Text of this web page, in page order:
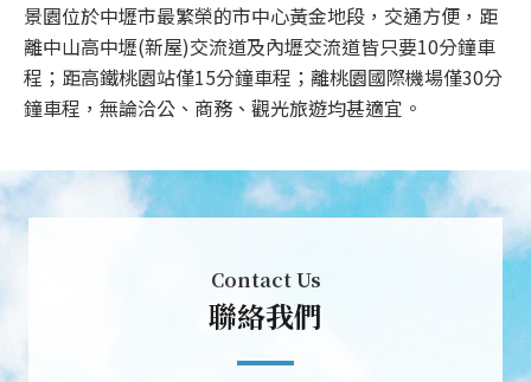
景園位於中壢市最繁榮的市中心黃金地段，交通方便，距
離中山高中壢(新屋)交流道及內壢交流道皆只要10分鐘車
程；距高鐵桃園站僅15分鐘車程；離桃園國際機場僅30分
鐘車程，無論洽公、商務、觀光旅遊均甚適宜。
Contact Us
聯絡我們